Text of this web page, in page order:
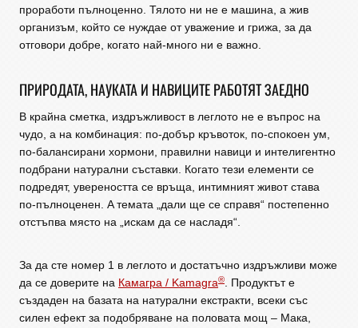
проработи пълноценно. Тялото ни не е машина, а жив
организъм, който се нуждае от уважение и грижа, за да
отговори добре, когато най-много ни е важно.
ПРИРОДАТА, НАУКАТА И НАВИЦИТЕ РАБОТЯТ ЗАЕДНО
В крайна сметка, издръжливост в леглото не е въпрос на
чудо, а на комбинация: по-добър кръвоток, по-спокоен ум,
по-балансирани хормони, правилни навици и интелигентно
подбрани натурални съставки. Когато тези елементи се
подредят, увереността се връща, интимният живот става
по-пълноценен. A темата „дали ще се справя“ постепенно
отстъпва място на „искам да се насладя“.
За да сте номер 1 в леглото и достатъчно издръжливи може
да се доверите на Камагра / Kamagra®. Продуктът е
създаден на базата на натурални екстракти, всеки със
силен ефект за подобряване на половата мощ – Мака,